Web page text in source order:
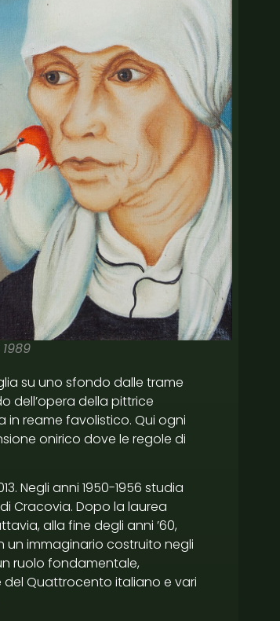
su uno sfondo dalle trame
dell’opera della pittrice
reame favolistico. Qui ogni
onirico dove le regole di
Negli anni 1950-1956 studia
Cracovia. Dopo la laurea
alla fine degli anni ’60,
un immaginario costruito negli
ruolo fondamentale,
del Quattrocento italiano e vari